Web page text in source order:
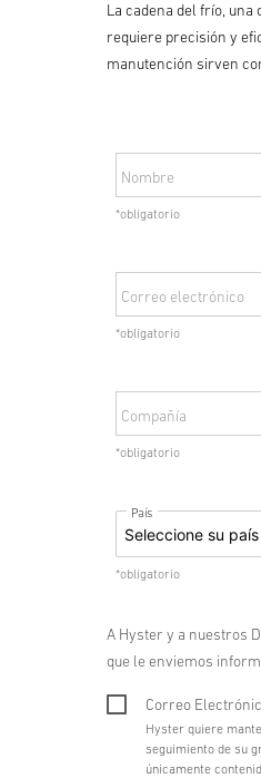
La cadena del frío,
requiere precisión y
manutención sirven
Nombre
*obligatorio
Correo electrónico
*obligatorio
Compañía
*obligatorio
País
*obligatorio
A Hyster y a nuestros
que le enviemos
Correo
Hyster quiere
seguimiento de su
únicamente